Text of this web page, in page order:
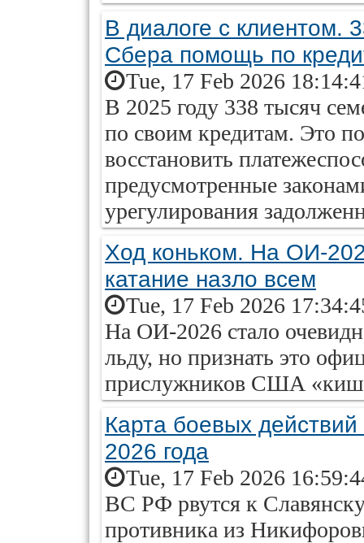
В диалоге с клиентом.
Сбера помощь по
Tue, 17 Feb 2026
В 2025 году 338 тысяч
по своим кредитам. Это
восстановить
предусмотренные
урегулирования
Ход коньком. На ОИ-
катание назло всем
Tue, 17 Feb 2026
На ОИ-2026 стало
льду, но признать это
прислужников США
Карта боевых
2026 года
Tue, 17 Feb 2026
ВС РФ рвутся к
противника из